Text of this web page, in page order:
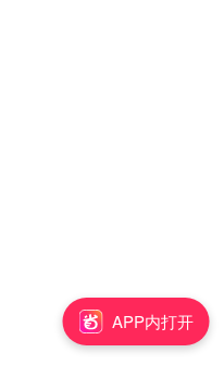
APP内打开